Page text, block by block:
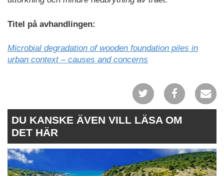
Titel på avhandlingen:
Microbial degradation of wooden foundation piles in
urban context – causes and concerns
DU KANSKE ÄVEN VILL LÄSA OM
DET HÄR